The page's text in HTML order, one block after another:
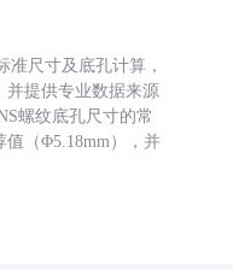
准尺寸及底孔计算，
并提供专业数据来源
螺纹底孔尺寸的常
值（Φ5.18mm），并